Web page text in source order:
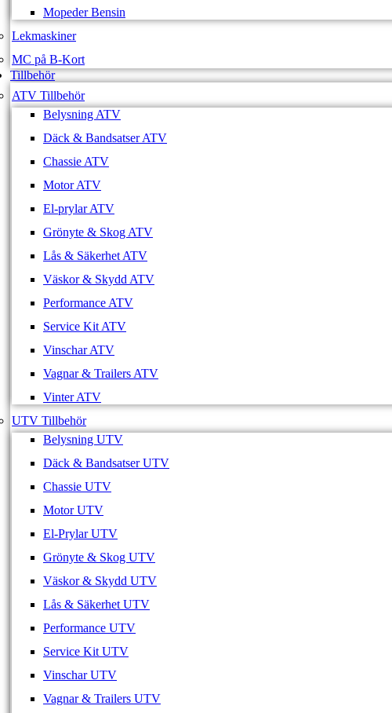
Mopeder Bensin
Lekmaskiner
MC på B-Kort
Tillbehör
ATV Tillbehör
Belysning ATV
Däck & Bandsatser ATV
Chassie ATV
Motor ATV
El-prylar ATV
Grönyte & Skog ATV
Lås & Säkerhet ATV
Väskor & Skydd ATV
Performance ATV
Service Kit ATV
Vinschar ATV
Vagnar & Trailers ATV
Vinter ATV
UTV Tillbehör
Belysning UTV
Däck & Bandsatser UTV
Chassie UTV
Motor UTV
El-Prylar UTV
Grönyte & Skog UTV
Väskor & Skydd UTV
Lås & Säkerhet UTV
Performance UTV
Service Kit UTV
Vinschar UTV
Vagnar & Trailers UTV